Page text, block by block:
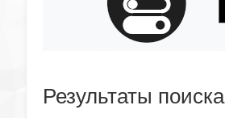
Результаты поиска